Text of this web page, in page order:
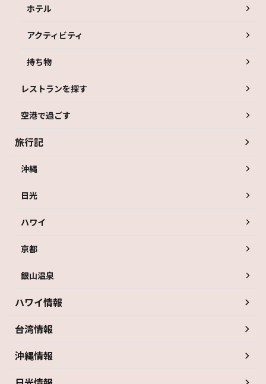
ホテル
アクティビティ
持ち物
レストランを探す
空港で過ごす
旅行記
沖縄
日光
ハワイ
京都
銀山温泉
ハワイ情報
台湾情報
沖縄情報